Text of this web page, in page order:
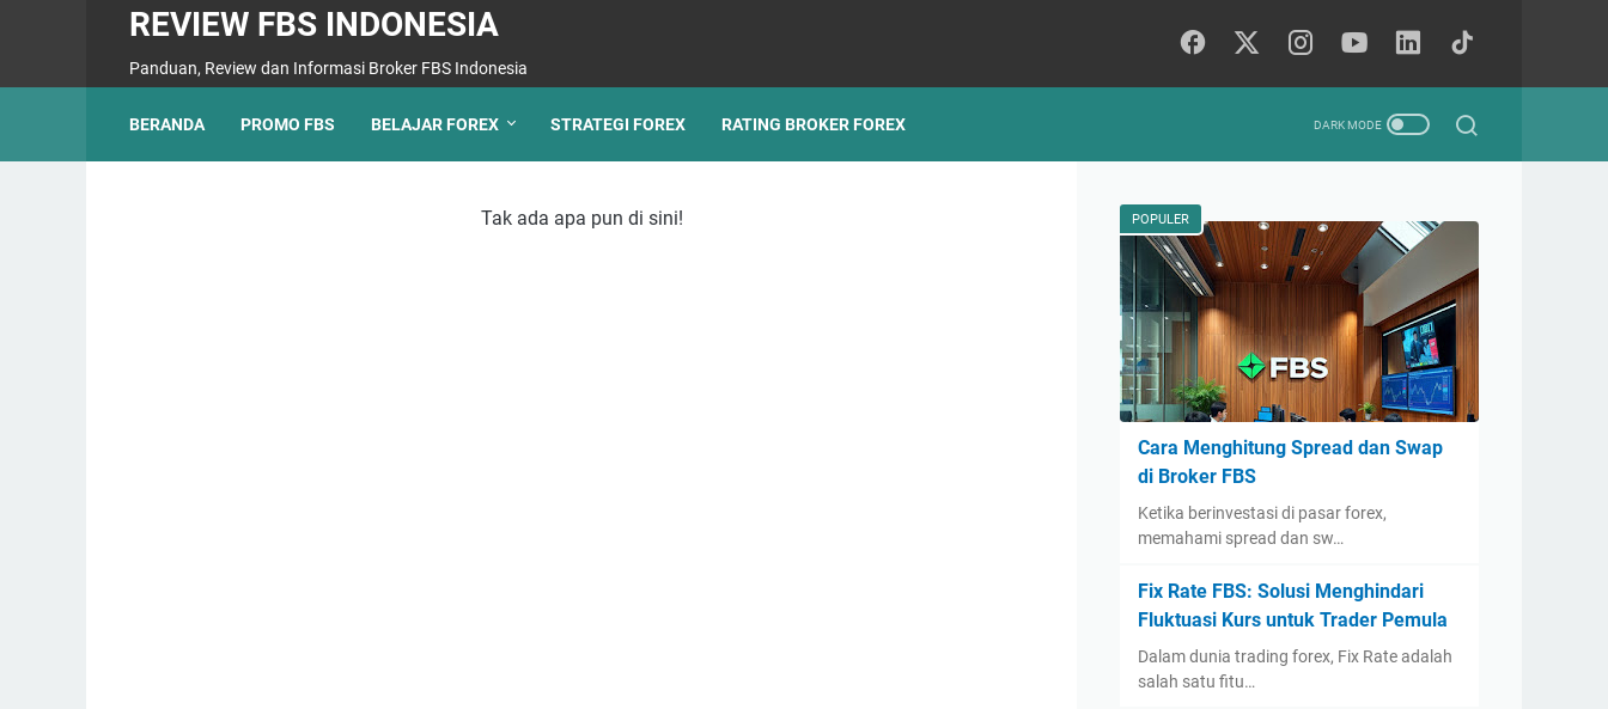
REVIEW FBS INDONESIA
Panduan, Review dan Informasi Broker FBS Indonesia
BERANDA PROMO FBS BELAJAR FOREX STRATEGI FOREX RATING BROKER FOREX
Tak ada apa pun di sini! POPULER
Cara Menghitung Spread dan Swap
di Broker FBS
Ketika berinvestasi di pasar forex,
memahami spread dan sw…
Fix Rate FBS: Solusi Menghindari
Fluktuasi Kurs untuk Trader Pemula
Dalam dunia trading forex, Fix Rate adalah
salah satu fitu…